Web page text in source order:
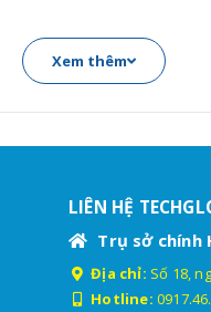
Xem thêm
LIÊN HỆ
Trụ sở chính
Địa chỉ: Số 18,
Hotline: